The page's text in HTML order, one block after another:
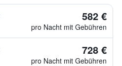
582 €
pro Nacht mit Gebühren
728 €
pro Nacht mit Gebühren